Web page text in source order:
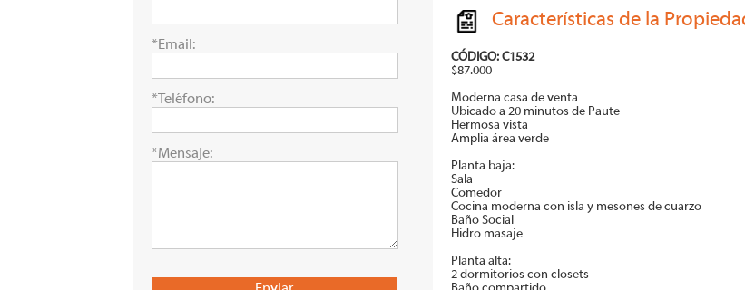
*Email:
*Teléfono:
*Mensaje:
Características de la
CÓDIGO: C1532
$87.000
Moderna casa de venta
Ubicado a 20 minutos de Paute
Hermosa vista
Amplia área verde
Planta baja:
Sala
Comedor
Cocina moderna con isla y mesones de cuarzo
Baño Social
Hidro masaje
Planta alta:
2 dormitorios con closets